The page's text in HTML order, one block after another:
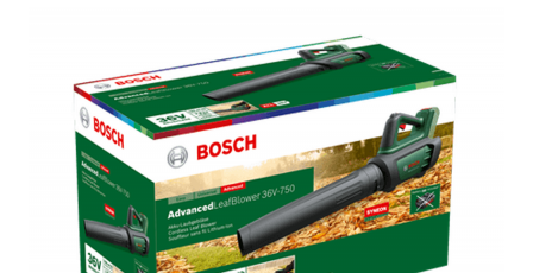
Seven Italy
Shark
Shindaiwa
Silky
Simatech
Sirman